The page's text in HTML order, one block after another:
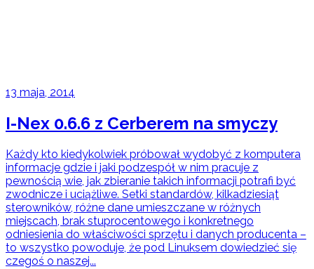
13 maja, 2014
I-Nex 0.6.6 z Cerberem na smyczy
Każdy kto kiedykolwiek próbował wydobyć z komputera
informacje gdzie i jaki podzespół w nim pracuje z
pewnością wie, jak zbieranie takich informacji potrafi być
zwodnicze i uciążliwe. Setki standardów, kilkadziesiąt
sterowników, różne dane umieszczane w różnych
miejscach, brak stuprocentowego i konkretnego
odniesienia do właściwości sprzętu i danych producenta –
to wszystko powoduje, że pod Linuksem dowiedzieć się
czegoś o naszej...